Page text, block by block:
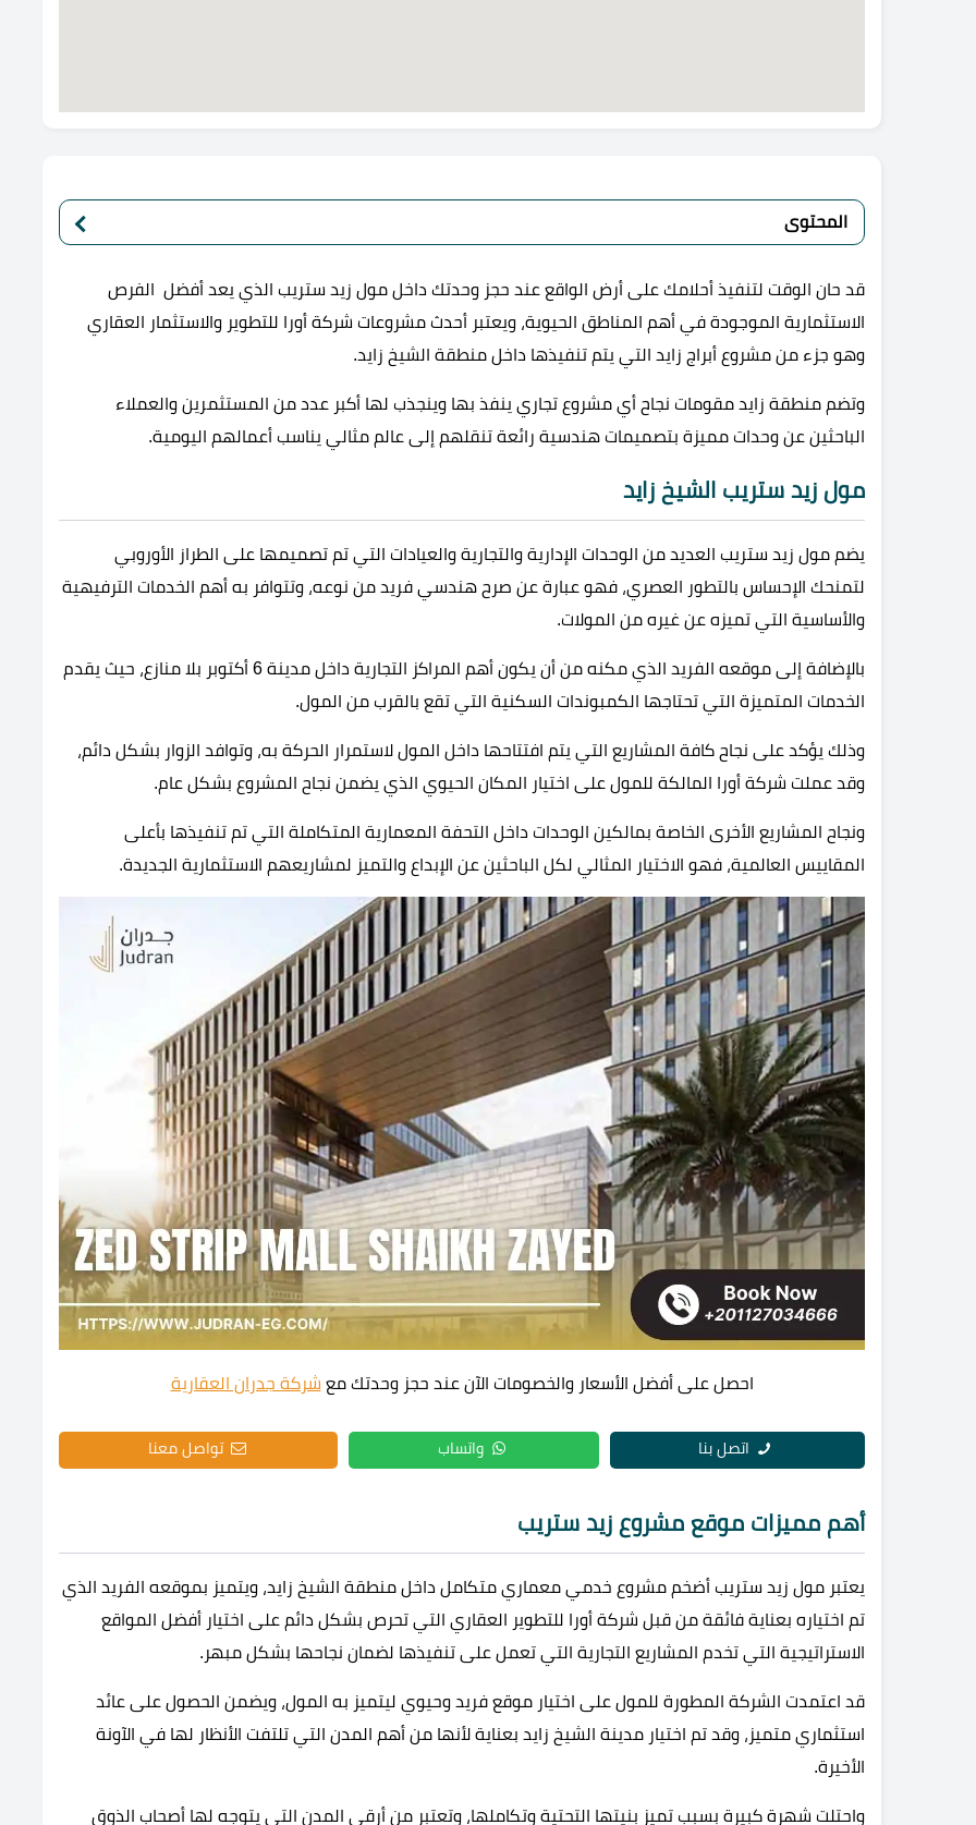
المحتوى
قد حان الوقت لتنفيذ أحلامك على أرض الواقع عند حجز وحدتك داخل مول زيد ستريب الذي يعد أفضل الفرص
الاستثمارية الموجودة في أهم المناطق الحيوية، ويعتبر أحدث مشروعات شركة أورا للتطوير والاستثمار العقاري
وهو جزء من مشروع أبراج زايد التي يتم تنفيذها داخل منطقة الشيخ زايد.
وتضم منطقة زايد مقومات نجاح أي مشروع تجاري ينفذ بها وينجذب لها أكبر عدد من المستثمرين والعملاء
الباحثين عن وحدات مميزة بتصميمات هندسية رائعة تنقلهم إلى عالم مثالي يناسب أعمالهم اليومية.
مول زيد ستريب الشيخ زايد
يضم مول زيد ستريب العديد من الوحدات الإدارية والتجارية والعيادات التي تم تصميمها على الطراز الأوروبي
لتمنحك الإحساس بالتطور العصري، فهو عبارة عن صرح هندسي فريد من نوعه، وتتوافر به أهم الخدمات الترفيهية
والأساسية التي تميزه عن غيره من المولات.
بالإضافة إلى موقعه الفريد الذي مكنه من أن يكون أهم المراكز التجارية داخل مدينة 6 أكتوبر بلا منازع، حيث يقدم
الخدمات المتميزة التي تحتاجها الكمبوندات السكنية التي تقع بالقرب من المول.
وذلك يؤكد على نجاح كافة المشاريع التي يتم افتتاحها داخل المول لاستمرار الحركة به، وتوافد الزوار بشكل دائم،
وقد عملت شركة أورا المالكة للمول على اختيار المكان الحيوي الذي يضمن نجاح المشروع بشكل عام.
ونجاح المشاريع الأخرى الخاصة بمالكين الوحدات داخل التحفة المعمارية المتكاملة التي تم تنفيذها بأعلى
المقاييس العالمية، فهو الاختيار المثالي لكل الباحثين عن الإبداع والتميز لمشاريعهم الاستثمارية الجديدة.
احصل على أفضل الأسعار والخصومات الآن عند حجز وحدتك مع شركة جدران العقارية
اتصل بنا واتساب تواصل معنا
أهم مميزات موقع مشروع زيد ستريب
يعتبر مول زيد ستريب أضخم مشروع خدمي معماري متكامل داخل منطقة الشيخ زايد، ويتميز بموقعه الفريد الذي
تم اختياره بعناية فائقة من قبل شركة أورا للتطوير العقاري التي تحرص بشكل دائم على اختيار أفضل المواقع
الاستراتيجية التي تخدم المشاريع التجارية التي تعمل على تنفيذها لضمان نجاحها بشكل مبهر.
قد اعتمدت الشركة المطورة للمول على اختيار موقع فريد وحيوي ليتميز به المول، ويضمن الحصول على عائد
استثماري متميز، وقد تم اختيار مدينة الشيخ زايد بعناية لأنها من أهم المدن التي تلتفت الأنظار لها في الآونة
الأخيرة.
واحتلت شهرة كبيرة بسبب تميز بنيتها التحتية وتكاملها، وتعتبر من أرقى المدن التي يتوجه لها أصحاب الذوق